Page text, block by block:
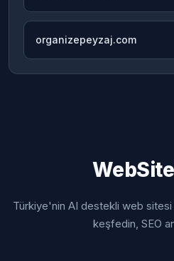
organizepeyzaj.com
Türkiye'nin AI destekli web
keşfedin, SEO